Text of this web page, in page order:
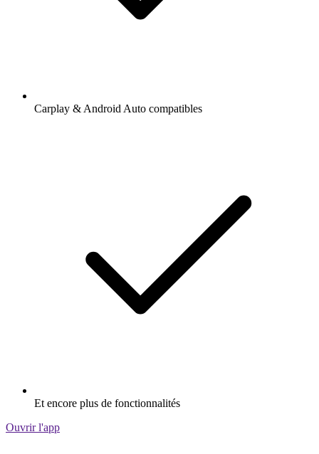
Carplay & Android Auto compatibles
Et encore plus de fonctionnalités
Ouvrir l'app